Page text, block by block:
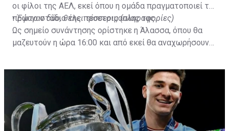
οι φίλοι της ΑΕΛ, εκεί όπου η ομάδα πραγματοποιεί το
πρώτο στάδιο της προετοιμασίας της.
•Έφυγαν δύο, θέλει τέσσερις (πληροφορίες)
Ως σημείο συνάντησης ορίστηκε η Άλασσα, όπου θα
μαζευτούν η ώρα 16:00 και από εκεί θα αναχωρήσουν